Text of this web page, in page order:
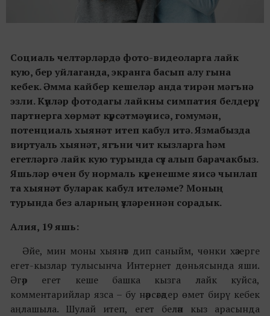
Социаль челтәрләрдә фото-видеоларга лайк
кую, бер уйлаганда, экранга басып алу гына
кебек. Әмма кайбер кешеләр анда тирән мәгънә
эзли. Күпләр фотодагы лайкны симпатия белдерү,
партнерга хөрмәт күрсәтмәү яисә, гомумән,
потенциаль хыянәт итеп кабул итә. Язмабызда
виртуаль хыянәт, ягъни чит кызларга һәм
егетләргә лайк кую турында сүз алып барачакбыз.
Яшьләр өчен бу нормаль күренешме яисә чынлап
та хыянәт буларак кабул ителәме? Моның
турында без аларның үзләреннән сорадык.
Алия, 19 яшь:
Әйе, мин моны хыянәт дип саныйм, чөнки хәзерге
егет-кызлар тулысынча Интернет дөньясында яши.
Әгәр егет кеше башка кызга лайк куйса,
комментарийлар язса – бу нәрсәгәдер өмет бирү кебек
аңлашыла. Шулай итеп, егет белән кыз арасында